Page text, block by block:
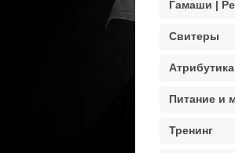
Гамаши |
Свитеры
Питание и
Тренинг